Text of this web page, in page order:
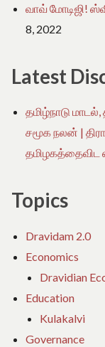
வாவ் மோடிஜி!
8, 2022
Latest
தமிழ்நாடு
சமூக நலன் |
தமிழகத்தைவிட
Topics
Dravidam 2.0
Economics
Dravidian
Education
Kulakalvi
Governance